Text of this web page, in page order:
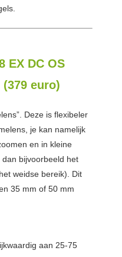
EX DC OS
euro)
Deze is flexibeler
je kan namelijk
en in kleine
bijvoorbeeld het
weidse bereik). Dit
35 mm of 50 mm
aan 25-75